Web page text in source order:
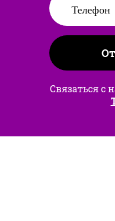
Связаться с